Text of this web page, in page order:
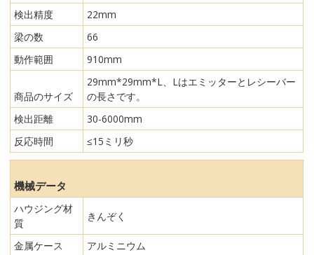
検出精度
22mm
梁の数
66
動作範囲
910mm
商品のサイズ
29mm*29mm*L、Lはエミッターとレシーバー
の長さです。
検出距離
30-6000mm
反応時間
≤15ミリ秒
機械データ
ハウジング材
質
きんぞく
金属ケース
アルミニウム